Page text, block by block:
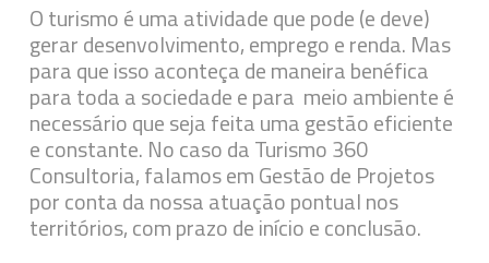
O turismo é uma atividade que pode (e deve)
gerar desenvolvimento, emprego e renda. Mas
para que isso aconteça de maneira benéfica
para toda a sociedade e para meio ambienteé
necessário que seja feita uma gestão eficiente
e constante. No caso da Turismo 360
Consultoria, falamos em Gestão de Projetos
por conta da nossa atuação pontual nos
territórios, com prazo de início e conclusão.